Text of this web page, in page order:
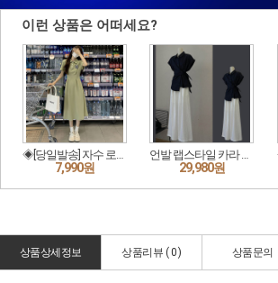
상품상세정보 상품리뷰 ( 0) 상품문의